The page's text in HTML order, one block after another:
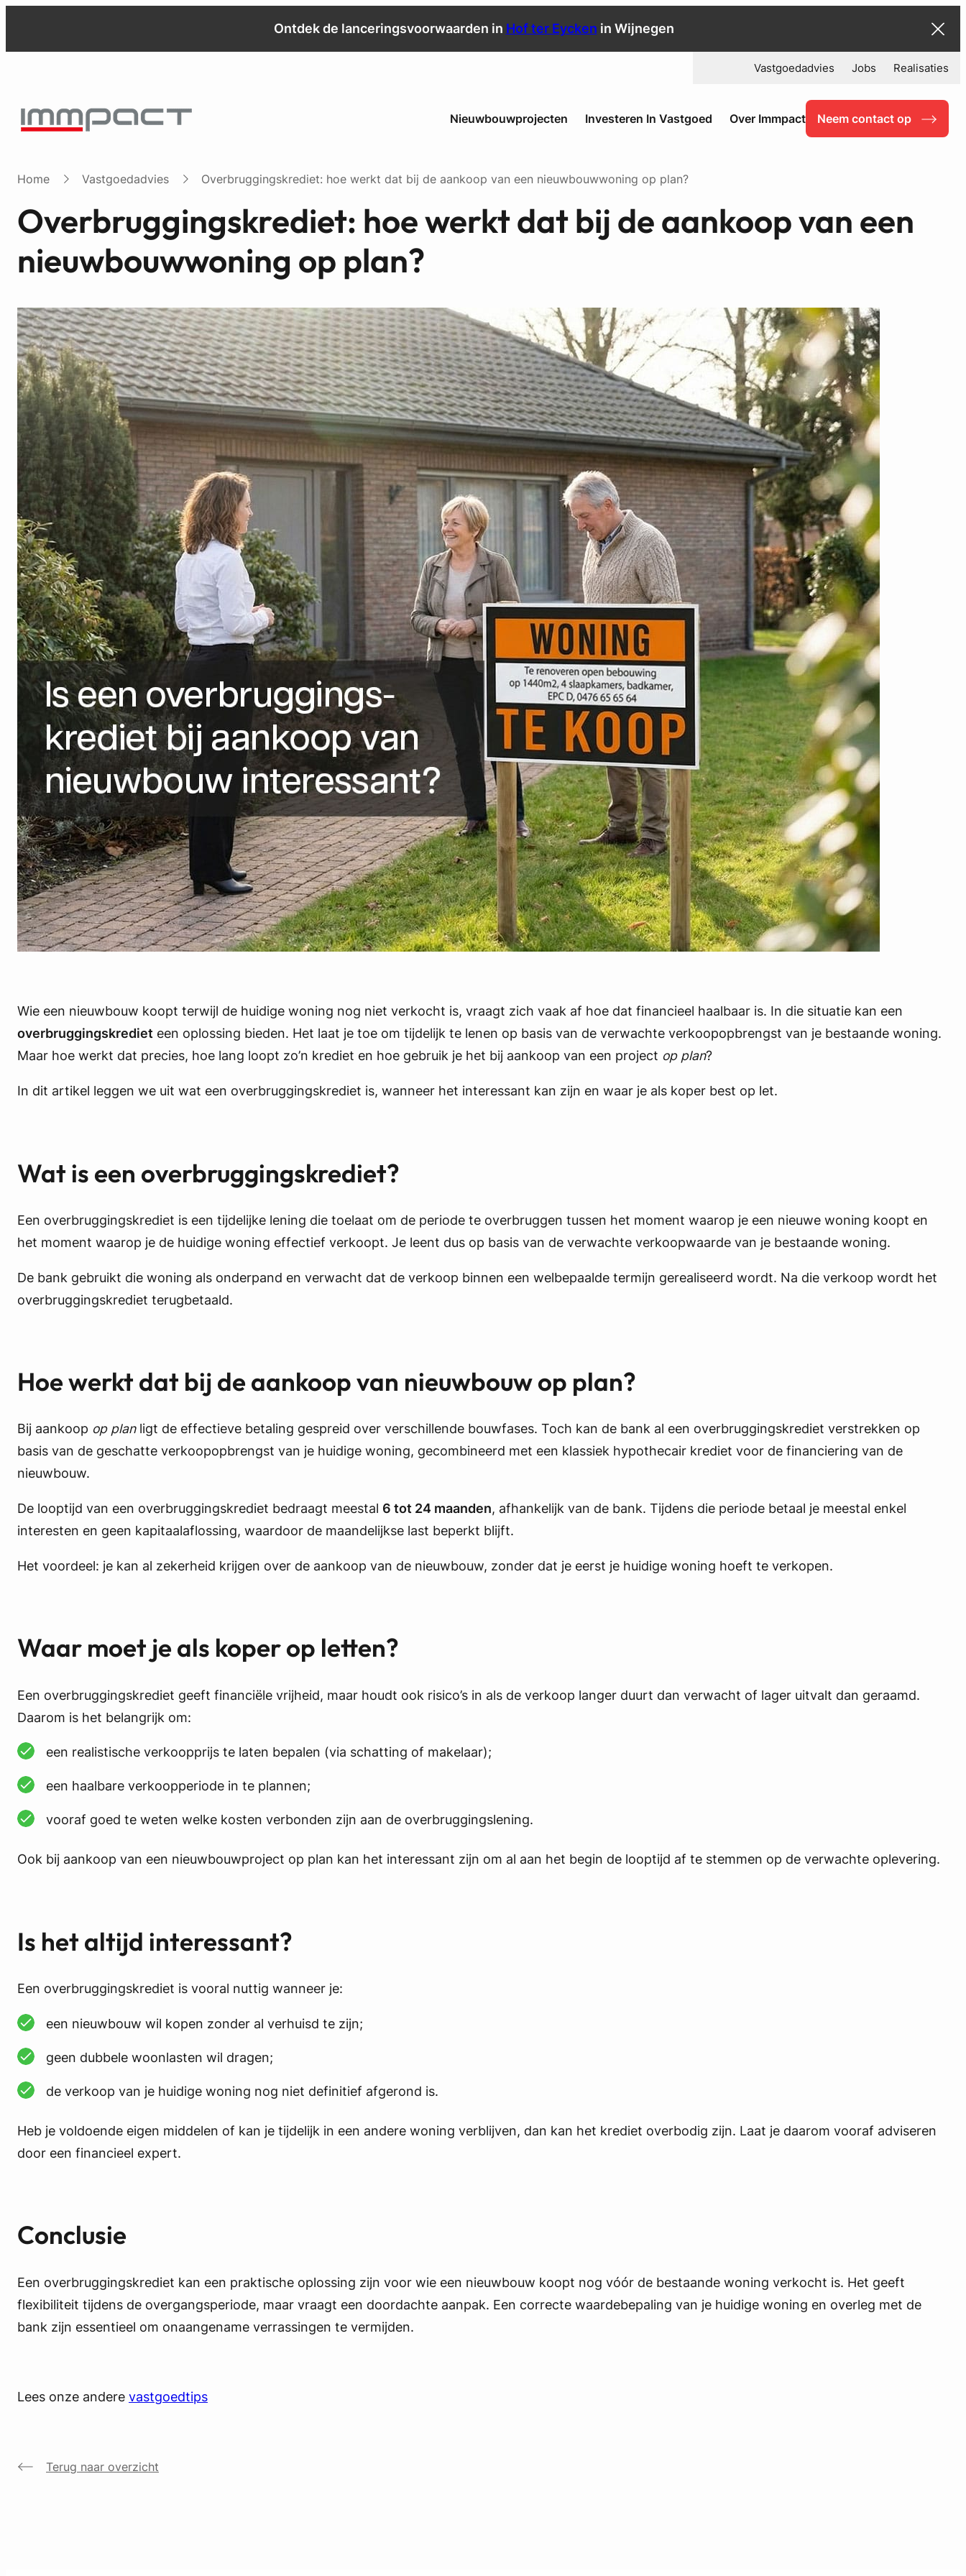
Ontdek de lanceringsvoorwaarden in Hof ter Eycken in Wijnegen
Vastgoedadvies Jobs Realisaties
Nieuwbouwprojecten Investeren In Vastgoed Over Immpact Neem contact op
Home Vastgoedadvies Overbruggingskrediet: hoe werkt dat bij de aankoop van een nieuwbouwwoning op plan?
Overbruggingskrediet: hoe werkt dat bij de aankoop van een
nieuwbouwwoning op plan?
Wie een nieuwbouw koopt terwijl de huidige woning nog niet verkocht is, vraagt zich vaak af hoe dat financieel haalbaar is. In die situatie kan een
overbruggingskrediet een oplossing bieden. Het laat je toe om tijdelijk te lenen op basis van de verwachte verkoopopbrengst van je bestaande woning.
Maar hoe werkt dat precies, hoe lang loopt zo’n krediet en hoe gebruik je het bij aankoop van een project op plan?
In dit artikel leggen we uit wat een overbruggingskrediet is, wanneer het interessant kan zijn en waar je als koper best op let.
Wat is een overbruggingskrediet?
Een overbruggingskrediet is een tijdelijke lening die toelaat om de periode te overbruggen tussen het moment waarop je een nieuwe woning koopt en
het moment waarop je de huidige woning effectief verkoopt. Je leent dus op basis van de verwachte verkoopwaarde van je bestaande woning.
De bank gebruikt die woning als onderpand en verwacht dat de verkoop binnen een welbepaalde termijn gerealiseerd wordt. Na die verkoop wordt het
overbruggingskrediet terugbetaald.
Hoe werkt dat bij de aankoop van nieuwbouw op plan?
Bij aankoop op planligt de effectieve betaling gespreid over verschillende bouwfases. Toch kan de bank al een overbruggingskrediet verstrekken op
basis van de geschatte verkoopopbrengst van je huidige woning, gecombineerd met een klassiek hypothecair krediet voor de financiering van de
nieuwbouw.
De looptijd van een overbruggingskrediet bedraagt meestal 6 tot 24 maanden, afhankelijk van de bank. Tijdens die periode betaal je meestal enkel
interesten en geen kapitaalaflossing, waardoor de maandelijkse last beperkt blijft.
Het voordeel: je kan al zekerheid krijgen over de aankoop van de nieuwbouw, zonder dat je eerst je huidige woning hoeft te verkopen.
Waar moet je als koper op letten?
Een overbruggingskrediet geeft financiële vrijheid, maar houdt ook risico’s in als de verkoop langer duurt dan verwacht of lager uitvalt dan geraamd.
Daarom is het belangrijk om:
een realistische verkoopprijs te laten bepalen (via schatting of makelaar);
een haalbare verkoopperiode in te plannen;
vooraf goed te weten welke kosten verbonden zijn aan de overbruggingslening.
Ook bij aankoop van een nieuwbouwproject op plan kan het interessant zijn om al aan het begin de looptijd af te stemmen op de verwachte oplevering.
Is het altijd interessant?
Een overbruggingskrediet is vooral nuttig wanneer je:
een nieuwbouw wil kopen zonder al verhuisd te zijn;
geen dubbele woonlasten wil dragen;
de verkoop van je huidige woning nog niet definitief afgerond is.
Heb je voldoende eigen middelen of kan je tijdelijk in een andere woning verblijven, dan kan het krediet overbodig zijn. Laat je daarom vooraf adviseren
door een financieel expert.
Conclusie
Een overbruggingskrediet kan een praktische oplossing zijn voor wie een nieuwbouw koopt nog vóór de bestaande woning verkocht is. Het geeft
flexibiliteit tijdens de overgangsperiode, maar vraagt een doordachte aanpak. Een correcte waardebepaling van je huidige woning en overleg met de
bank zijn essentieel om onaangename verrassingen te vermijden.
Lees onze andere vastgoedtips
Terug naar overzicht